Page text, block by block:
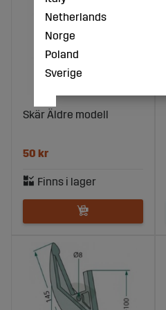
Skär Äldre modell
50 kr
Netherlands
Norge
Poland
Sverige